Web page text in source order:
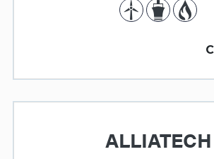
ALLIATECH